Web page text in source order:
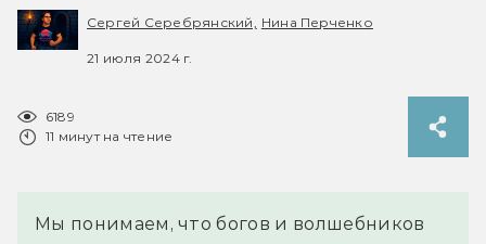
Сергей Серебрянский, Нина Перченко
21 июля 2024 г.
6189
11 минут на чтение
Мы понимаем, что богов и волшебников